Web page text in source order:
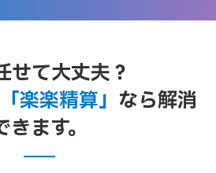
せて大丈夫？
「楽楽精算」 なら解消
きます。